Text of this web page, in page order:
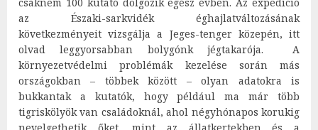
az Északi-sarkvidék éghajlatváltozásának
következményeit vizsgálja a Jeges-tenger közepén, itt
olvad leggyorsabban bolygónk jégtakarója. A
környezetvédelmi problémák kezelése során más
országokban – többek között – olyan adatokra is
bukkantak a kutatók, hogy például ma már több
tigriskölyök van családoknál, ahol négyhónapos korukig